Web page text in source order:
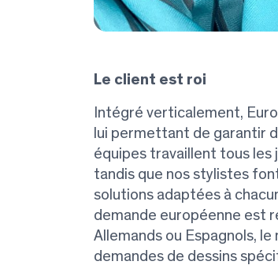
Le client est roi
Intégré verticalement,
lui permettant de garantir
équipes travaillent tous les
tandis que nos stylistes
solutions adaptées à
demande européenne est
Allemands ou Espagnols,
demandes de dessins